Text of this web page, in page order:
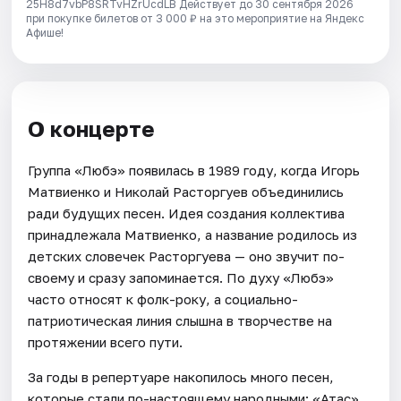
25H8d7vbP8SRTvHZrUcdLB Действует до 30 сентября 2026
при покупке билетов от 3 000 ₽ на это мероприятие на Яндекс
Афише!
О концерте
Группа «Любэ» появилась в 1989 году, когда Игорь
Матвиенко и Николай Расторгуев объединились
ради будущих песен. Идея создания коллектива
принадлежала Матвиенко, а название родилось из
детских словечек Расторгуева — оно звучит по-
своему и сразу запоминается. По духу «Любэ»
часто относят к фолк-року, а социально-
патриотическая линия слышна в творчестве на
протяжении всего пути.
За годы в репертуаре накопилось много песен,